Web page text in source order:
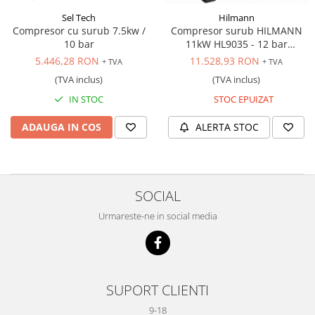
Sel Tech
Compresor cu surub 7.5kw /
10 bar
5.446,28 RON + TVA
(TVA inclus)
IN STOC
ADAUGA IN COS
Hilmann
Compresor surub HILMANN
11kW HL9035 - 12 bar
industrial 380V
11.528,93 RON + TVA
(TVA inclus)
STOC EPUIZAT
ALERTA STOC
SOCIAL
Urmareste-ne in social media
SUPORT CLIENTI
9-18